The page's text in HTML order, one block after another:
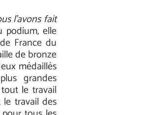
l’avons fait
podium, elle
France du
de bronze
médaillés
grandes
le travail
travail des